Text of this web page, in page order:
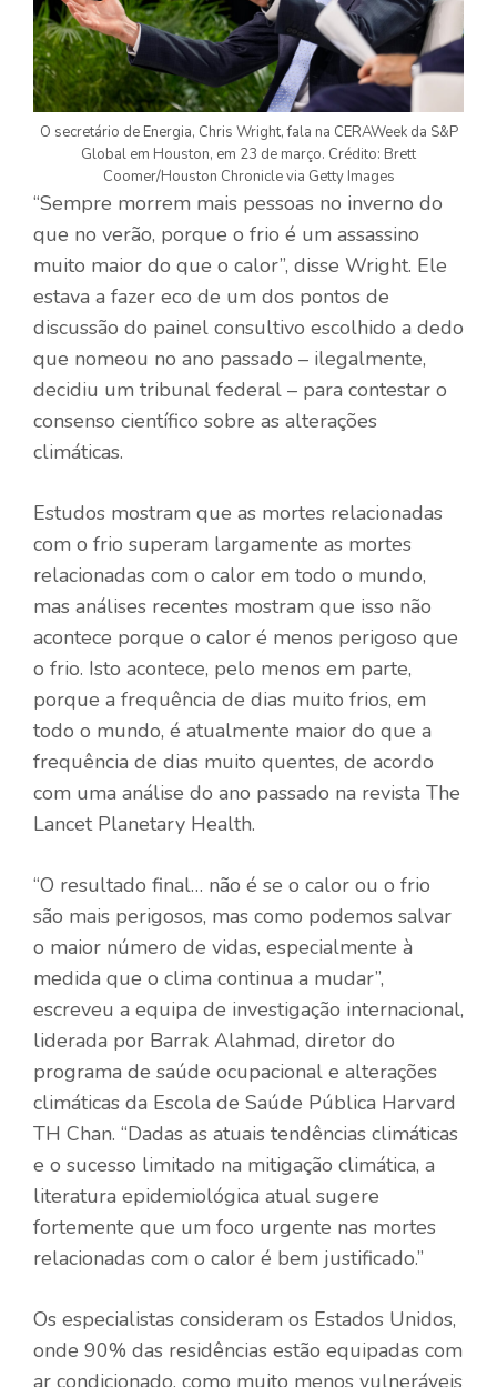
O secretário de Energia, Chris Wright, fala na CERAWeek da S&P
Global em Houston, em 23 de março. Crédito: Brett
Coomer/Houston Chronicle via Getty Images
“Sempre morrem mais pessoas no inverno do
que no verão, porque o frio é um assassino
muito maior do que o calor”, disse Wright. Ele
estava a fazer eco de um dos pontos de
discussão do painel consultivo escolhido a dedo
que nomeou no ano passado – ilegalmente,
decidiu um tribunal federal – para contestar o
consenso científico sobre as alterações
climáticas.
Estudos mostram que as mortes relacionadas
com o frio superam largamente as mortes
relacionadas com o calor em todo o mundo,
mas análises recentes mostram que isso não
acontece porque o calor é menos perigoso que
o frio. Isto acontece, pelo menos em parte,
porque a frequência de dias muito frios, em
todo o mundo, é atualmente maior do que a
frequência de dias muito quentes, de acordo
com uma análise do ano passado na revista The
Lancet Planetary Health.
“O resultado final… não é se o calor ou o frio
são mais perigosos, mas como podemos salvar
o maior número de vidas, especialmente à
medida que o clima continua a mudar”,
escreveu a equipa de investigação internacional,
liderada por Barrak Alahmad, diretor do
programa de saúde ocupacional e alterações
climáticas da Escola de Saúde Pública Harvard
TH Chan. “Dadas as atuais tendências climáticas
e o sucesso limitado na mitigação climática, a
literatura epidemiológica atual sugere
fortemente que um foco urgente nas mortes
relacionadas com o calor é bem justificado.”
Os especialistas consideram os Estados Unidos,
onde 90% das residências estão equipadas com
ar condicionado, como muito menos vulneráveis